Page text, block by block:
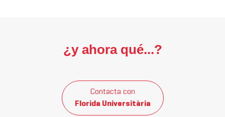
¿y ahora qué...?
Contacta con
Florida Universitària